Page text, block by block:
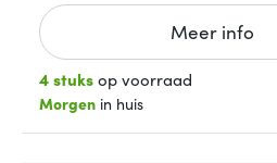
Meer info
4 stuksop voorraad
Morgen in huis